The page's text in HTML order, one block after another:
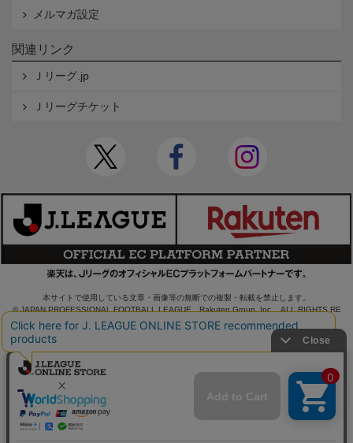
メルマガ設定
関連リンク
Ｊリーグ.jp
Ｊリーグチケット
本サイトで使用している文章・画像等の無断での複製・転載を禁止します。
© JAPAN PROFESSIONAL FOOTBALL LEAGUE Rakuten Group, Inc. ALL RIGHTS RE
SERVED.